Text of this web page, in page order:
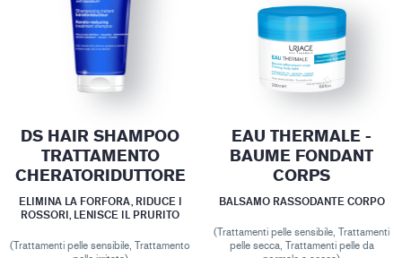
DS HAIR SHAMPOO
TRATTAMENTO
CHERATORIDUTTORE
ELIMINA LA FORFORA, RIDUCE I
ROSSORI, LENISCE IL PRURITO
(Trattamenti pelle sensibile, Trattamento
EAU THERMALE -
BAUME FONDANT
CORPS
BALSAMO RASSODANTE CORPO
(Trattamenti pelle sensibile, Trattamenti
pelle secca, Trattamenti pelle da